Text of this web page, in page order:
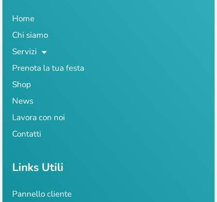
Home
Chi siamo
Servizi
Prenota la tua festa
Shop
News
Lavora con noi
Contatti
Links Utili
Pannello cliente